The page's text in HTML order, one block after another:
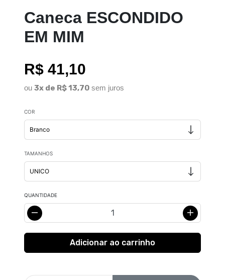
Caneca ESCONDIDO
EM MIM
R$ 41,10
ou 3x de R$ 13,70 sem juros
COR
TAMANHOS
QUANTIDADE